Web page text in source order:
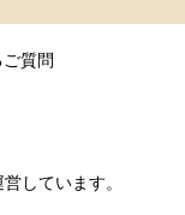
質問
ンドウで開きます。
しています。